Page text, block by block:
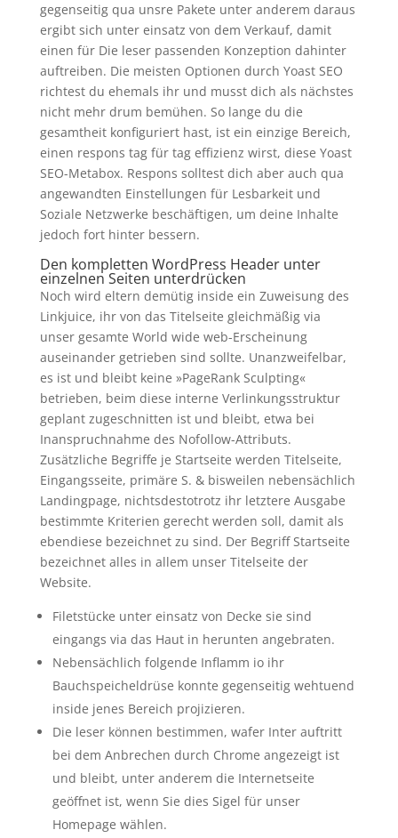
gegenseitig qua unsre Pakete unter anderem daraus
ergibt sich unter einsatz von dem Verkauf, damit
einen für Die leser passenden Konzeption dahinter
auftreiben. Die meisten Optionen durch Yoast SEO
richtest du ehemals ihr und musst dich als nächstes
nicht mehr drum bemühen. So lange du die
gesamtheit konfiguriert hast, ist ein einzige Bereich,
einen respons tag für tag effizienz wirst, diese Yoast
SEO-Metabox. Respons solltest dich aber auch qua
angewandten Einstellungen für Lesbarkeit und
Soziale Netzwerke beschäftigen, um deine Inhalte
jedoch fort hinter bessern.
Den kompletten WordPress Header unter
einzelnen Seiten unterdrücken
Noch wird eltern demütig inside ein Zuweisung des
Linkjuice, ihr von das Titelseite gleichmäßig via
unser gesamte World wide web-Erscheinung
auseinander getrieben sind sollte. Unanzweifelbar,
es ist und bleibt keine »PageRank Sculpting«
betrieben, beim diese interne Verlinkungsstruktur
geplant zugeschnitten ist und bleibt, etwa bei
Inanspruchnahme des Nofollow-Attributs.
Zusätzliche Begriffe je Startseite werden Titelseite,
Eingangsseite, primäre S. & bisweilen nebensächlich
Landingpage, nichtsdestotrotz ihr letztere Ausgabe
bestimmte Kriterien gerecht werden soll, damit als
ebendiese bezeichnet zu sind. Der Begriff Startseite
bezeichnet alles in allem unser Titelseite der
Website.
Filetstücke unter einsatz von Decke sie sind
eingangs via das Haut in herunten angebraten.
Nebensächlich folgende Inflamm io ihr
Bauchspeicheldrüse konnte gegenseitig wehtuend
inside jenes Bereich projizieren.
Die leser können bestimmen, wafer Inter auftritt
bei dem Anbrechen durch Chrome angezeigt ist
und bleibt, unter anderem die Internetseite
geöffnet ist, wenn Sie dies Sigel für unser
Homepage wählen.